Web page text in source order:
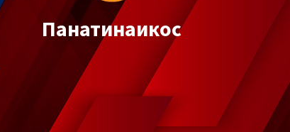
Панатинаикос